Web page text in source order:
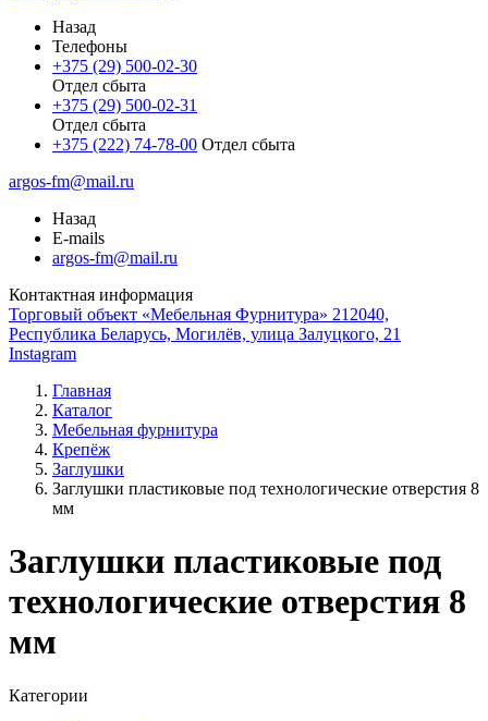
Назад
Телефоны
+375 (29) 500-02-30
Отдел сбыта
+375 (29) 500-02-31
Отдел сбыта
+375 (222) 74-78-00 Отдел сбыта
argos-fm@mail.ru
Назад
E-mails
argos-fm@mail.ru
Контактная информация
Торговый объект «Мебельная Фурнитура» 212040,
Республика Беларусь, Могилёв, улица Залуцкого, 21
Instagram
Главная
Каталог
Мебельная фурнитура
Крепёж
Заглушки
Заглушки пластиковые под технологические отверстия 8
мм
Заглушки пластиковые под
технологические отверстия 8
мм
Категории